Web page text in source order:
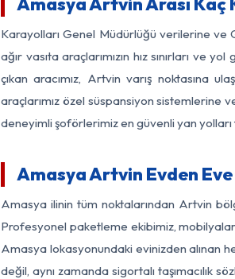
Karayolları Genel Müdürlüğü verilerine
ağır vasıta araçlarımızın hız sınırları
çıkan aracımız, Artvin varış noktasına
araçlarımız özel süspansiyon sistemlerine
deneyimli şoförlerimiz en güvenli yan
Amasya Artvin Evden
Amasya ilinin tüm noktalarından Artvin
Profesyonel paketleme ekibimiz,
Amasya lokasyonundaki evinizden alınan
değil, aynı zamanda sigortalı taşımacılık